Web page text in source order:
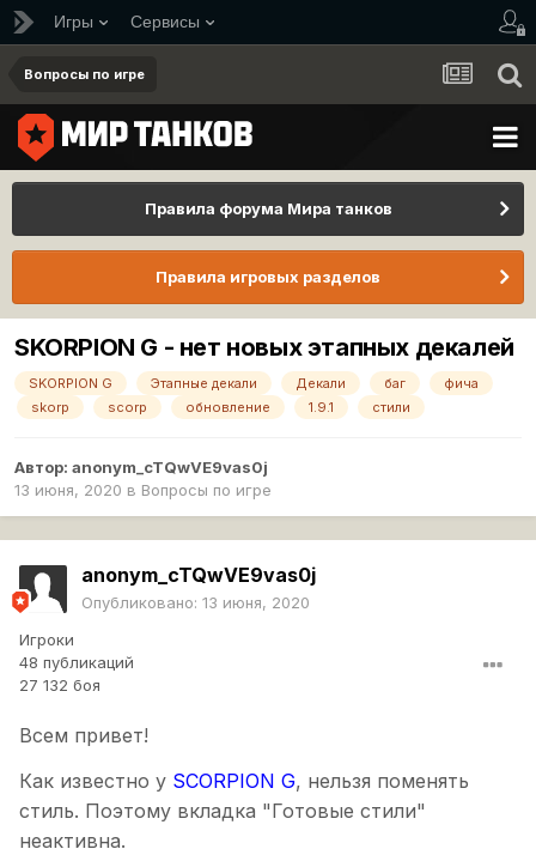
Игры Сервисы
Вопросы по игре
Правила форума Мира танков
Правила игровых разделов
SKORPION G - нет новых этапных декалей
SKORPION G Этапные декали Декали баг
фича
skorp
scorp обновление 1.9.1 стили
Автор: anonym_cTQwVE9vas0j
13 июня, 2020 в Вопросы по игре
anonym_cTQwVE9vas0j
Опубликовано: 13 июня, 2020
Игроки
48 публикаций
27 132 боя
Всем привет!
Как известно у SCORPION G, нельзя поменять
стиль. Поэтому вкладка "Готовые стили"
неактивна.